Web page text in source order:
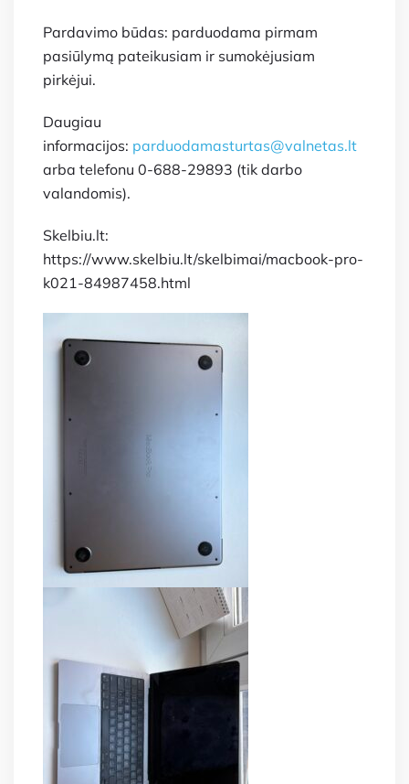
Pardavimo būdas: parduodama pirmam
pasiūlymą pateikusiam ir sumokėjusiam
pirkėjui.
Daugiau
informacijos: parduodamasturtas@valnetas.lt
arba telefonu 0-688-29893 (tik darbo
valandomis).
Skelbiu.lt:
https://www.skelbiu.lt/skelbimai/macbook-pro-
k021-84987458.html